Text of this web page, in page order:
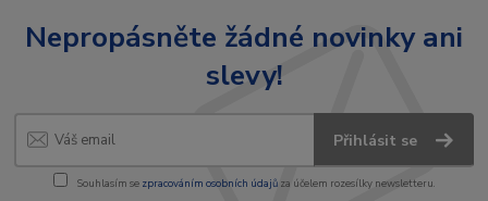
Nepropásněte žádné novinky ani
slevy!
Přihlásit se
Souhlasím se zpracováním osobních údajůza účelem rozesílky newsletteru.